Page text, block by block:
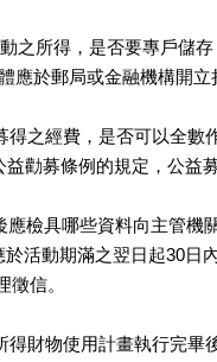
之所得，是否要專戶儲存
應於郵局或金融機構開
得之經費，是否可以全數
勸募條例的規定，公益
應檢具哪些資料向主管機
於活動期滿之翌日起30日
信。
得財物使用計畫執行完畢